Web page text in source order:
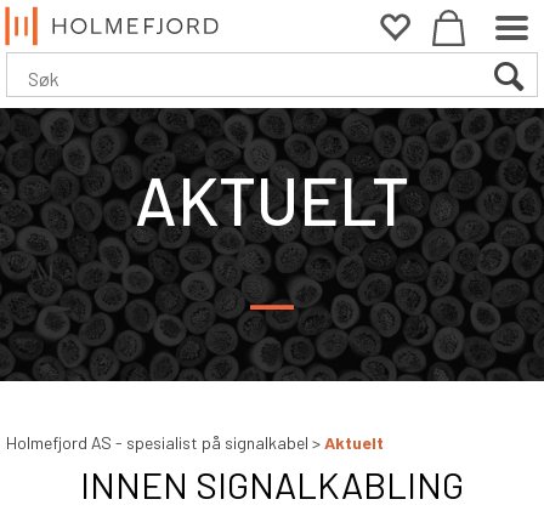
AKTUELT
—
Holmefjord AS - spesialist på signalkabel>Aktuelt
HAR LANG OG
ERFARING
INNEN SIGNALKABLING